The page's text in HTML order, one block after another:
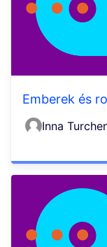
Emberek és
Inna